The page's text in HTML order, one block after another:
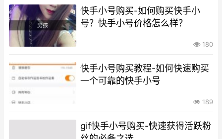
快手小号购买-如何购买快手小
号？快手小号价格怎么样？
180
快手小号购买教程-如何快速购买
一个可靠的快手小号
189
gif快手小号购买-快速获得活跃粉